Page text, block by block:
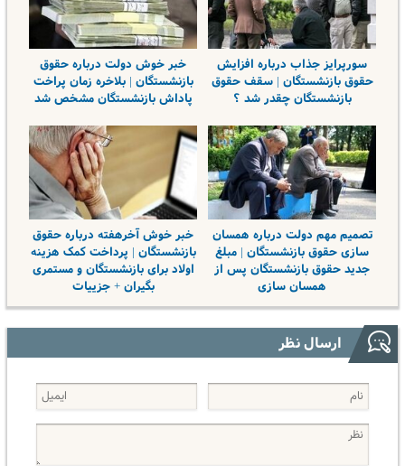
سورپرایز جذاب درباره افزایش
حقوق بازنشستگان | سقف حقوق
بازنشستگان چقدر شد ؟
خبر خوش دولت درباره حقوق
بازنشستگان | بلاخره زمان پراخت
پاداش بازنشستگان مشخص شد
تصمیم مهم دولت درباره همسان
سازی حقوق بازنشستگان | مبلغ
جدید حقوق بازنشستگان پس از
همسان سازی
خبر خوش آخرهفته درباره حقوق
بازنشستگان | پرداخت کمک‌ هزینه
اولاد برای بازنشستگان و مستمری‌
بگیران + جزییات
ارسال نظر